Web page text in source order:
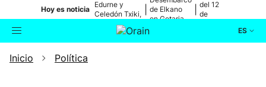
Hoy es noticia
Edurne y
Celedón Txiki,
en directo
de Elkano
en Getaria
del 12
de
ES
Buscador
Inicio Política